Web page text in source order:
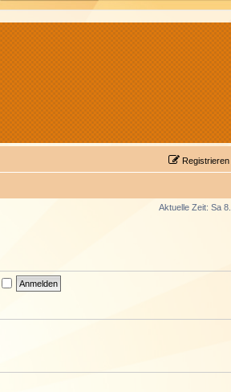
Registrieren
Aktuelle Zeit: Sa